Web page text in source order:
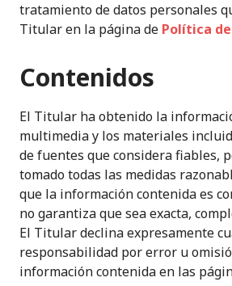
tratamiento de datos personales
Titular en la página de Política
Contenidos
El Titular ha obtenido la
multimedia y los materiales
de fuentes que considera fiables,
tomado todas las medidas
que la información contenida es
no garantiza que sea exacta,
El Titular declina expresamente
responsabilidad por error u
información contenida en las